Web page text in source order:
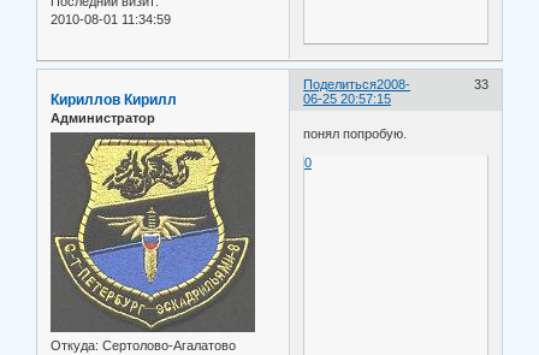
2010-08-01 11:34:59
Поделиться 33
2008-
06-25 20:57:15
Кириллов Кирилл
Администратор
Откуда: Сертолово-Агалатово
понял попробую.
0